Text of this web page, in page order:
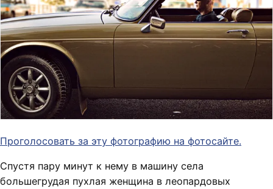
Проголосовать за эту фотографию на фотосайте.
Спустя пару минут к нему в машину села
большегрудая пухлая женщина в леопардовых